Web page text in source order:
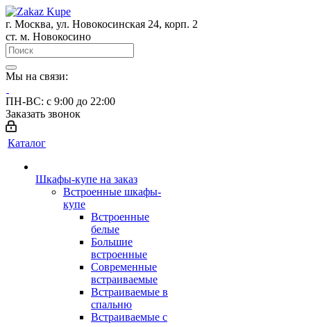
г. Москва, ул. Новокосинская 24, корп. 2
ст. м. Новокосино
Мы на связи:
ПН-ВС: с 9:00 до 22:00
Заказать звонок
Каталог
Шкафы-купе на заказ
Встроенные шкафы-
купе
Встроенные
белые
Большие
встроенные
Современные
встраиваемые
Встраиваемые в
спальню
Встраиваемые с